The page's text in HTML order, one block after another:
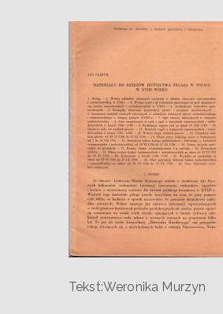
Tekst:Weronika Murzyn